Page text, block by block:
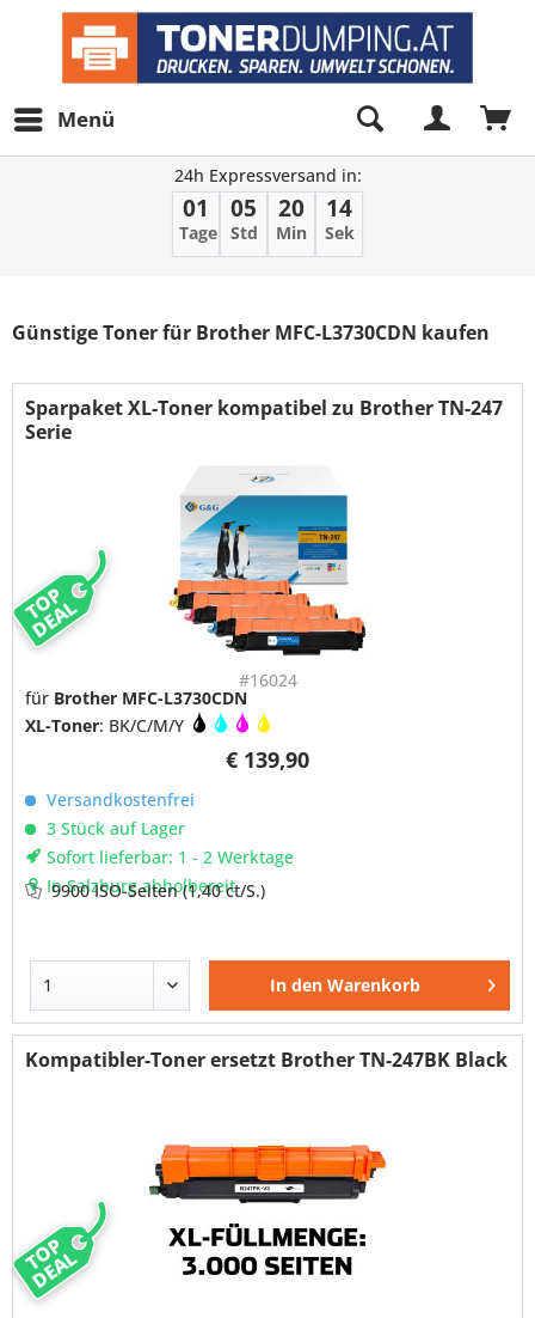
Menü
24h Expressversand in:
01
Tage
05
Std
20
Min
12
Sek
Günstige Toner für Brother MFC-L3730CDN kaufen
TOP
DEAL
Sparpaket XL-Toner kompatibel zu Brother TN-247
Serie
#16024
€ 139,90
für Brother MFC-L3730CDN
XL-Toner: BK/C/M/Y
Versandkostenfrei
3 Stück auf Lager
Sofort lieferbar: 1 - 2 Werktage
In Salzburg abholbereit
9900 ISO-Seiten(1,40 ct/S.)
In den Warenkorb
TOP
DEAL
Kompatibler-Toner ersetzt Brother TN-247BK Black